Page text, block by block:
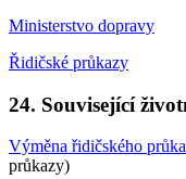
Ministerstvo dopravy
Řidičské průkazy
24. Související
Výměna řidičského
průkazy)